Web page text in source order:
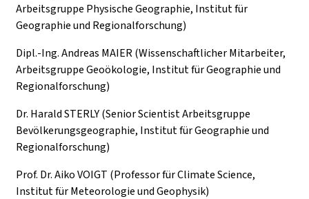
Arbeitsgruppe Physische Geographie, Institut für
Geographie und Regionalforschung)
Dipl.-Ing. Andreas MAIER (Wissenschaftlicher Mitarbeiter,
Arbeitsgruppe Geoökologie, Institut für Geographie und
Regionalforschung)
Dr. Harald STERLY (Senior Scientist Arbeitsgruppe
Bevölkerungsgeographie, Institut für Geographie und
Regionalforschung)
Prof. Dr. Aiko VOIGT (Professor für Climate Science,
Institut für Meteorologie und Geophysik)